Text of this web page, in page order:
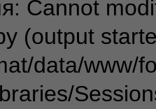
Cannot
(output
data/www/